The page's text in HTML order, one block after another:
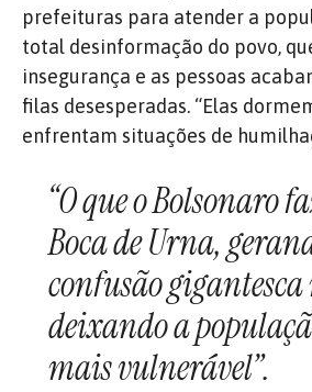
prefeituras para atender a
total desinformação do povo,
insegurança e as pessoas
filas desesperadas. “Elas
enfrentam situações de
“O que o Bolsonaro
Boca de Urna,
confusão
deixando a
mais vulnerável”.